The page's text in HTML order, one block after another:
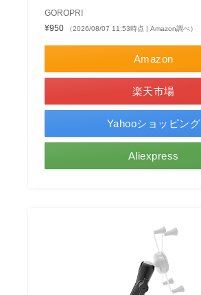
GOROPRI
¥950
（2026/08/07 11:53時点 | Amazon調べ）
Amazon
楽天市場
Yahooショッピング
Aliexpress